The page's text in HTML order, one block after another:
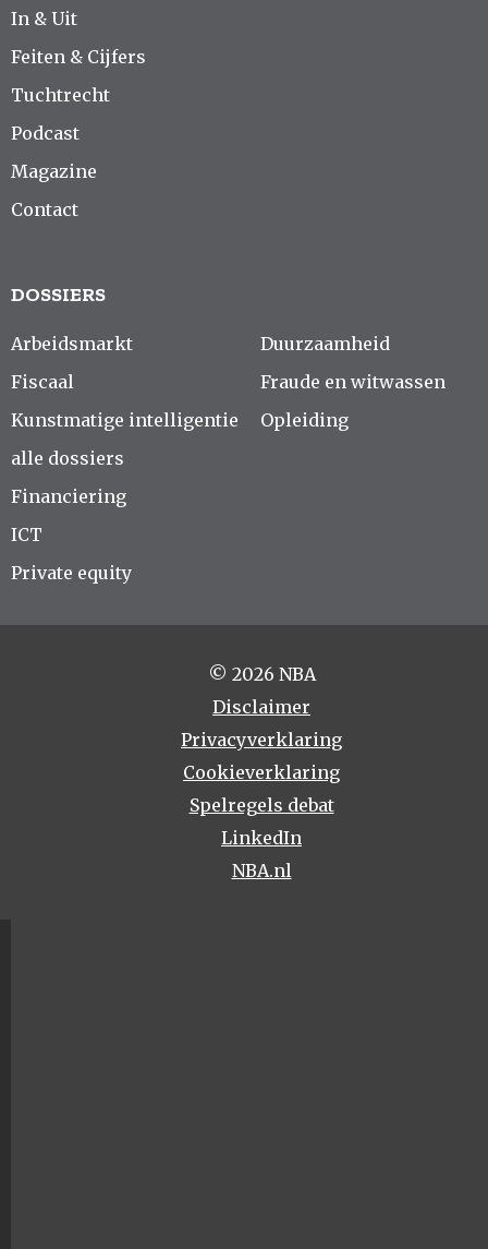
In & Uit
Feiten & Cijfers
Tuchtrecht
Podcast
Magazine
Contact
DOSSIERS
Arbeidsmarkt
Fiscaal
Kunstmatige intelligentie
alle dossiers
Duurzaamheid
Fraude en witwassen
Opleiding
Financiering
ICT
Private equity
© 2026 NBA
Disclaimer
Privacyverklaring
Cookieverklaring
Spelregels debat
LinkedIn
NBA.nl